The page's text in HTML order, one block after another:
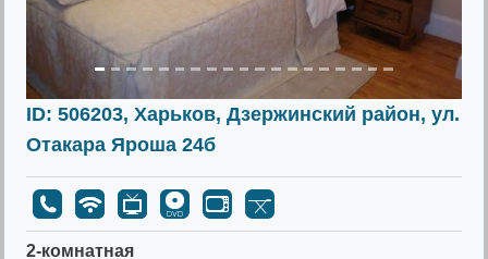
ID: 506203, Харьков, Дзержинский район, ул.
Отакара Яроша 24б
2-комнатная